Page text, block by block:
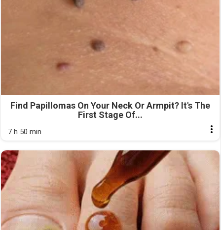
Find Papillomas On Your Neck Or Armpit? It's The
First Stage Of...
7 h 50 min